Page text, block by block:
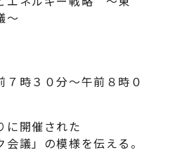
～
時３０分～午前８時０
に開催された
会議」の模様を伝える。